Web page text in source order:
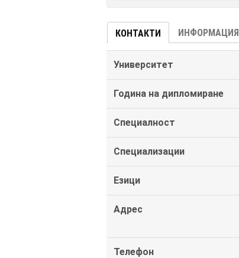
КОНТАКТИ ИНФОРМАЦИЯ
Университет
Година на дипломиране
Специалност
Специализации
Езици
Адрес
Телефон